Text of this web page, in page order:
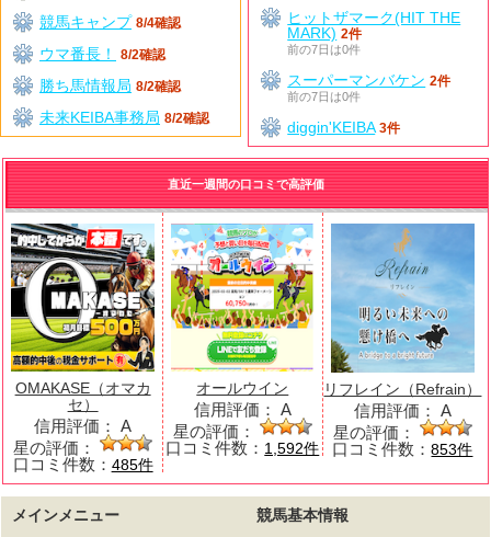
ヒットザマーク(HIT THE
MARK) 2件
前の7日は0件
スーパーマンバケン 2件
前の7日は0件
diggin'KEIBA 3件
競馬キャンプ 8/4確認
ウマ番長！ 8/2確認
勝ち馬情報局 8/2確認
未来KEIBA事務局 8/2確認
直近一週間の口コミで高評価
OMAKASE（オマカ
セ）
信用評価： A
星の評価：
口コミ件数： 485件
オールウイン
信用評価： A
星の評価：
口コミ件数： 1,592件
リフレイン（Refrain）
信用評価： A
星の評価：
口コミ件数：853件
メインメニュー
競馬基本情報